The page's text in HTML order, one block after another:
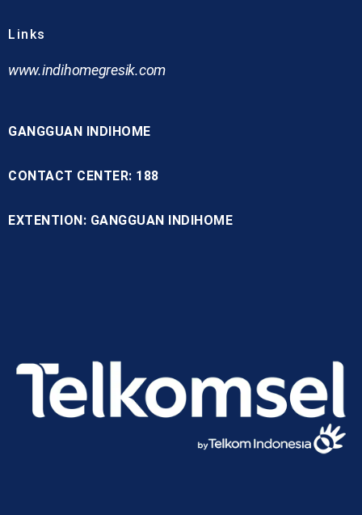
Links
www.indihomegresik.com
GANGGUAN INDIHOME
CONTACT CENTER: 188
EXTENTION: GANGGUAN INDIHOME